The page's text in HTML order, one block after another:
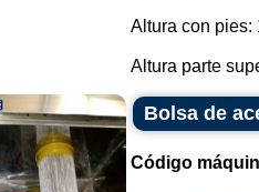
Altura con pies:
Altura parte
Bolsa de
Código